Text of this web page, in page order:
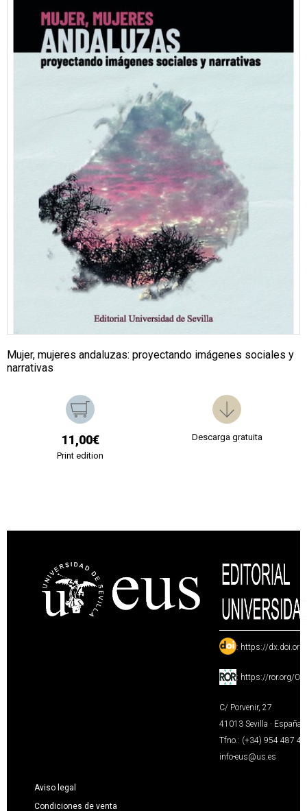
Mujer, mujeres andaluzas: proyectando imágenes sociales y
narrativas
11,00€
Print edition
Descarga gratuita
: https://
: https://ror.org/
C/ Porvenir, 27
41013 Sevilla · España
Tfno.: (+34) 954 487
info-eus@us.es
Aviso legal
Condiciones de venta